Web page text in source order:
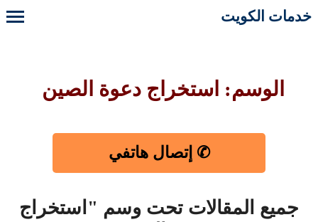
خدمات الكويت
الوسم: استخراج دعوة الصين
✆ إتصال هاتفي
جميع المقالات تحت وسم "استخراج